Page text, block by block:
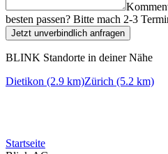
besten passen? Bitte mach 2-3
Jetzt unverbindlich anfragen
BLINK Standorte in deiner Nähe
Dietikon (2.9 km)Zürich (5.2 km)
Startseite